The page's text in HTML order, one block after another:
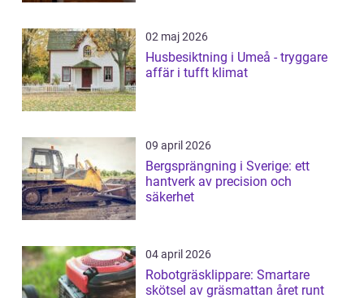
02 maj 2026
Husbesiktning i Umeå - tryggare
affär i tufft klimat
09 april 2026
Bergsprängning i Sverige: ett
hantverk av precision och
säkerhet
04 april 2026
Robotgräsklippare: Smartare
skötsel av gräsmattan året runt